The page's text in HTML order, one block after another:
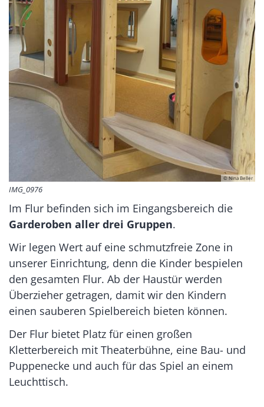
© Nina Beller
IMG_0976
Im Flur befinden sich im Eingangsbereich die
Garderoben aller drei Gruppen.
Wir legen Wert auf eine schmutzfreie Zone in
unserer Einrichtung, denn die Kinder bespielen
den gesamten Flur. Ab der Haustür werden
Überzieher getragen, damit wir den Kindern
einen sauberen Spielbereich bieten können.
Der Flur bietet Platz für einen großen
Kletterbereich mit Theaterbühne, eine Bau- und
Puppenecke und auch für das Spiel an einem
Leuchttisch.